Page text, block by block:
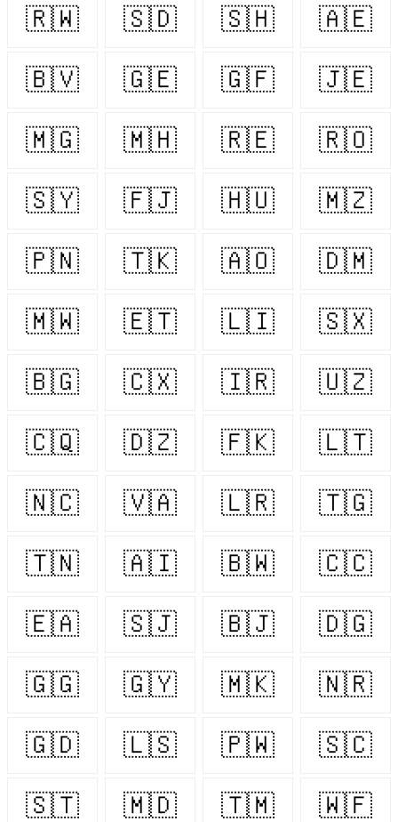
🇷🇼 🇸🇩 🇸🇭 🇦🇪
🇧🇻 🇬🇪 🇬🇫 🇯🇪
🇲🇬 🇲🇭 🇷🇪 🇷🇴
🇸🇾 🇫🇯 🇭🇺 🇲🇿
🇵🇳 🇹🇰 🇦🇴 🇩🇲
🇲🇼 🇪🇹 🇱🇮 🇸🇽
🇧🇬 🇨🇽 🇮🇷 🇺🇿
🇨🇶 🇩🇿 🇫🇰 🇱🇹
🇳🇨 🇻🇦 🇱🇷 🇹🇬
🇹🇳 🇦🇮 🇧🇼 🇨🇨
🇪🇦 🇸🇯 🇧🇯 🇩🇬
🇬🇬 🇬🇾 🇲🇰 🇳🇷
🇬🇩 🇱🇸 🇵🇼 🇸🇨
🇸🇹 🇲🇩 🇹🇲 🇼🇫